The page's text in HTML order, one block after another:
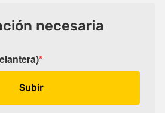
necesaria
*
Subir